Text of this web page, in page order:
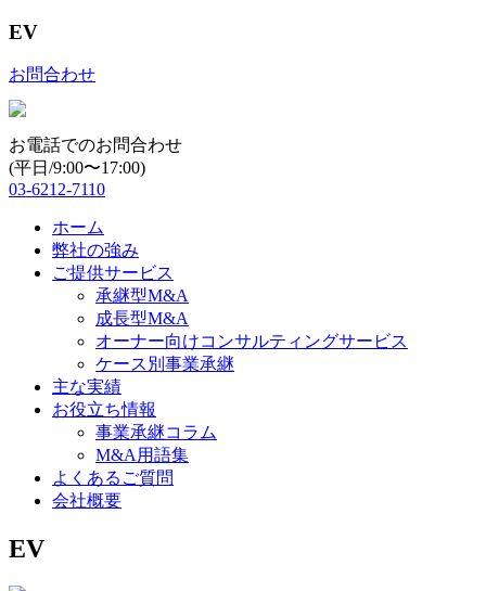
EV
お問合わせ
お電話でのお問合わせ
(平日/9:00〜17:00)
03-6212-7110
ホーム
弊社の強み
ご提供サービス
承継型M&A
成長型M&A
オーナー向けコンサルティングサービス
ケース別事業承継
主な実績
お役立ち情報
事業承継コラム
M&A用語集
よくあるご質問
会社概要
EV